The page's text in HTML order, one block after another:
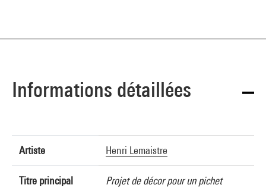
Informations détaillées
Artiste Henri Lemaistre
Titre principal Projet de décor pour un pichet